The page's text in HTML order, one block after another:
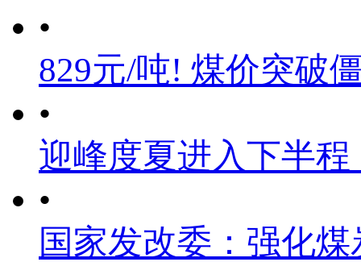
•
829元/吨! 煤价突破
•
迎峰度夏进入下半
•
国家发改委：强化